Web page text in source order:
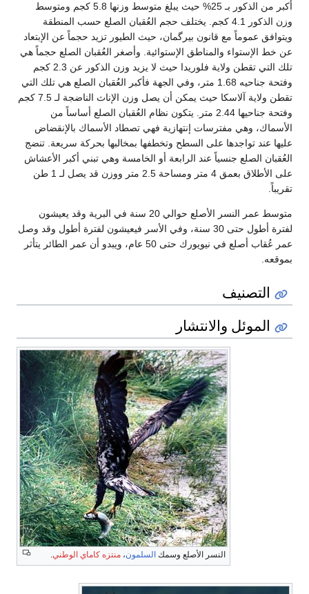
أكبر من الذكور بـ 25% حيث يبلغ متوسط وزنها 5.8 كجم ومتوسط
وزن الذكور 4.1 كجم. يختلف حجم العُقبان الصلع حسب المنطقة
ويتوافق عموماً مع قانون بيرگمان، حيث الطيور تزيد حجماً عن الإبتعاد
عن خط الإستواء والمناطق الإستوائية. وأصغر العُقبان الصلع حجماً هي
تلك التي تقطن ولاية فلوريدا حيث لا يزيد وزن الذكور عن 2.3 كجم
وفتحة جناحيه 1.68 متر، وفي الجهة فأكبر العُقبان الصلع هي تلك التي
تقطن ولاية آلاسكا حيث يمكن أن يصل وزن الإناث الناضجة لـ 7.5 كجم
وفتحة جناحيها 2.44 متر. يتكون نظام العُقبان الصلع أساساً من
الأسماك، وهي مفترسات إنتهازية فهي تصطاد الأسماك بالإنقضاض
عليها عند تواجدها على السطح وتخطفها بمخالبها بحركة سريعة. تنضج
العُقبان الصلع جنسياً عند الرابعة أو الخامسة وهي تبني أكبر الأعشاش
على الأطلاق بعمق 4 متر ومساحة 2.5 متر ووزن قد يصل لـ 1 طن
تقريباً.
متوسط عمر النسر الأصلع حوالي 20 سنة في البرية وقد يعيشون
لفترة أطول حتى 30 سنة، وفي الأسر فيعيشون لفترة أطول وقد وصل
عمر عُقاب أصلع في نيويورك حتى 50 عام، ويبدو أن عمر الطائر يتأثر
بموقعه.
التصنيف
الموئل والانتشار
النسر الأصلع وسمكالسلمون، منتزه كاماي الوطني .